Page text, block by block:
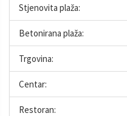
Stjenovita plaža:
Betonirana plaža:
Trgovina:
Centar:
Restoran: